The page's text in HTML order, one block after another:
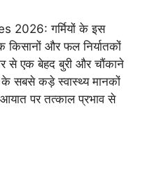
2026: गर्मियों के इस
और फल निर्यातकों
से एक बेहद बुरी और चौंकाने
के सबसे कड़े स्वास्थ्य मानकों
पर तत्काल प्रभाव से